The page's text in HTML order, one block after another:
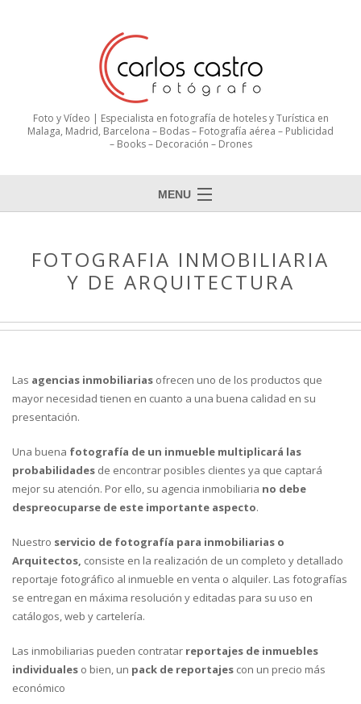
Foto y Vídeo | Especialista en fotografía de hoteles y Turística en
Malaga, Madrid, Barcelona – Bodas – Fotografía aérea – Publicidad
– Books – Decoración – Drones
MENU
FOTOGRAFIA INMOBILIARIA
Y DE ARQUITECTURA
Las agencias inmobiliarias ofrecen uno de los productos que
mayor necesidad tienen en cuanto a una buena calidad en su
presentación.
Una buena fotografía de un inmueble multiplicará las
probabilidades de encontrar posibles clientes ya que captará
mejor su atención. Por ello, su agencia inmobiliaria no debe
despreocuparse de este importante aspecto.
Nuestro servicio de fotografía para inmobiliarias o
Arquitectos, consiste en la realización de un completo y detallado
reportaje fotográfico al inmueble en venta o alquiler. Las fotografías
se entregan en máxima resolución y editadas para su uso en
catálogos, web y cartelería.
Las inmobiliarias pueden contratar reportajes de inmuebles
individuales o bien, un pack de reportajes con un precio más
económico